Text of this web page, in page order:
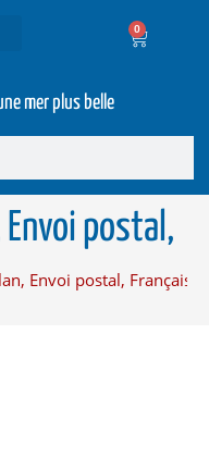
0
mer plus belle
postal,
Envoi postal, Français